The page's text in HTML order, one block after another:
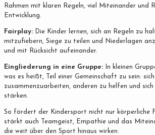
Rahmen mit klaren Regeln, viel Miteinander und
Entwicklung.
Fairplay: Die Kinder lernen, sich an Regeln zu
mitzufiebern, Siege zu teilen und Niederlagen
und mit Rücksicht aufeinander.
Eingliederung in eine Gruppe: In kleinen
was es heißt, Teil einer Gemeinschaft zu sein:
zusammenzuarbeiten, anderen zu helfen und
stärken.
So fördert der Kindersport nicht nur körperliche
stärkt auch Teamgeist, Empathie und das
die weit über den Sport hinaus wirken.